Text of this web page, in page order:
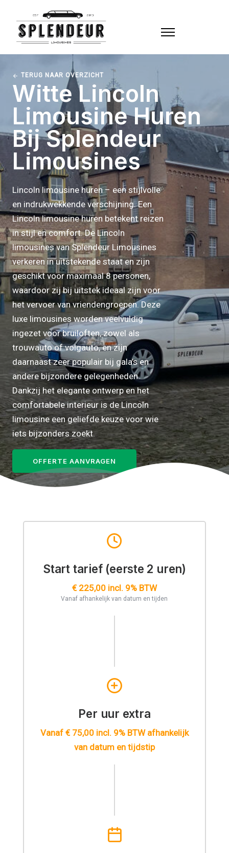
TERUG NAAR OVERZICHT
Witte Lincoln
Limousine Huren
Bij Splendeur
Limousines
Lincoln limousine huren – een stijlvolle
en indrukwekkende verschijning. Een
Lincoln limousine huren betekent reizen
in stijl en comfort. De Lincoln
limousines van Splendeur Limousines
verkeren in uitstekende staat en zijn
geschikt voor maximaal 8 personen,
waardoor zij bij uitstek ideaal zijn voor
het vervoer van vriendengroepen. Deze
luxe limousines worden veelvuldig
ingezet voor bruiloften, zowel als
trouwauto of volgauto, en zijn
daarnaast zeer populair bij gala’s en
andere bijzondere gelegenheden.
Dankzij het elegante ontwerp en het
comfortabele interieur is de Lincoln
limousine een geliefde keuze voor wie
iets bijzonders zoekt.
OFFERTE AANVRAGEN
Start tarief (eerste 2 uren)
€ 225,00 incl. 9% BTW
Vanaf afhankelijk van datum en tijden
Per uur extra
Vanaf € 75,00 incl. 9% BTW afhankelijk
van datum en tijdstip